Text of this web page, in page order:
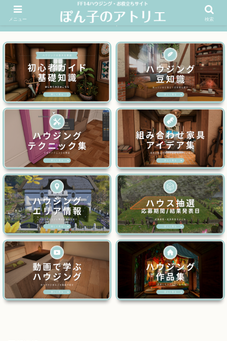
FF14ハウジングお役立ちサイト│ぽん子のアトリエを応援 >>
メニュー 検索